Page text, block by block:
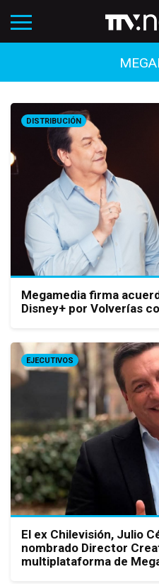
DISTRIBUCIÓN
Megamedia firma
Disney+ por Volverías
EJECUTIVOS
El ex Chilevisión, Julio
nombrado Director
multiplataforma de